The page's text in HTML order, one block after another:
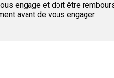
engage et doit être
avant de vous engager.